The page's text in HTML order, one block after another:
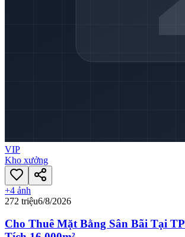
VIP
Kho xưởng
+4 ảnh
272 triệu6/8/2026
Cho Thuê Mặt Bằng Sân Bãi Tại